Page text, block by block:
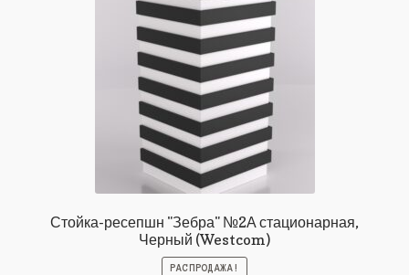
Стойка-ресепшн "Зебра" №2А стационарная,
Черный (Westcom)
РАСПРОДАЖА!